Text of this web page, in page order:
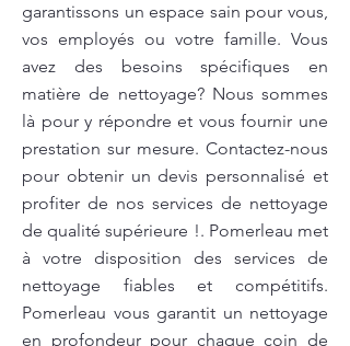
garantissons un espace sain pour vous,
vos employés ou votre famille. Vous
avez des besoins spécifiques en
matière de nettoyage? Nous sommes
là pour y répondre et vous fournir une
prestation sur mesure. Contactez-nous
pour obtenir un devis personnalisé et
profiter de nos services de nettoyage
de qualité supérieure !. Pomerleau met
à votre disposition des services de
nettoyage fiables et compétitifs.
Pomerleau vous garantit un nettoyage
en profondeur pour chaque coin de